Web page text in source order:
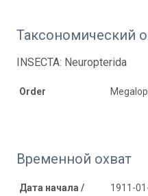
Таксономический
INSECTA: Neuropterida
Order
Временной охват
Дата начала /
1911-